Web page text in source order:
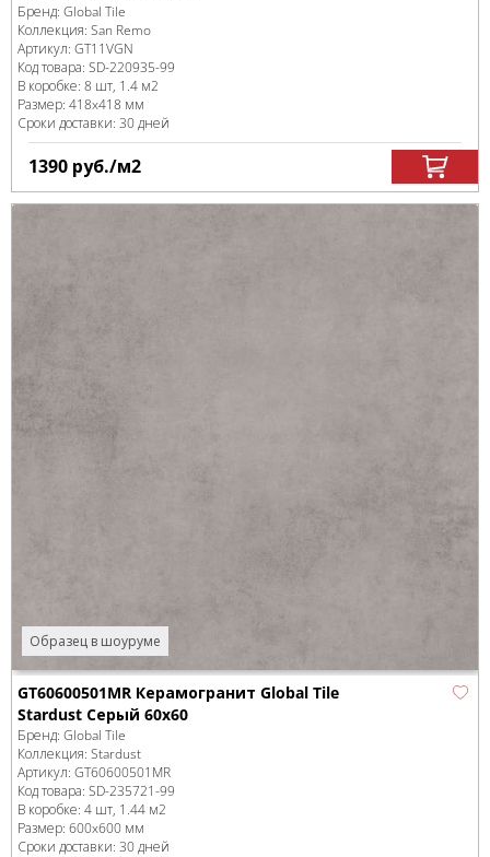
Бренд: Global Tile
Коллекция: San Remo
Артикул: GT11VGN
Код товара: SD-220935-99
В коробке: 8 шт, 1.4 м2
Размер: 418x418 мм
Сроки доставки: 30 дней
1390 руб./м2
Образец в шоуруме
GT60600501MR Керамогранит Global Tile
Stardust Серый 60x60
Бренд: Global Tile
Коллекция: Stardust
Артикул: GT60600501MR
Код товара: SD-235721-99
В коробке: 4 шт, 1.44 м2
Размер: 600x600 мм
Сроки доставки: 30 дней